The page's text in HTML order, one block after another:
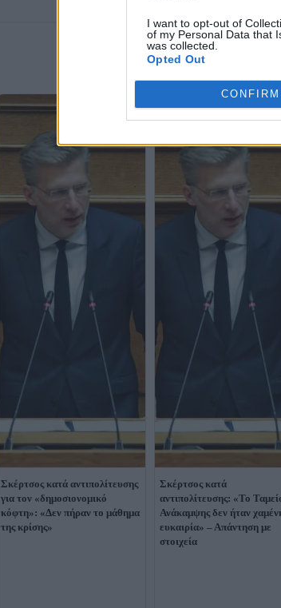
I want to opt-out of
of my Personal Data that
was collected.
Opted Out
CONFIRM
Σκέρτσος κατά αντιπολίτευσης
για τον «δημοσιονομικό
κόφτη»: «Δεν πήραν το μάθημα
της κρίσης»
Σκέρτσος κατά
αντιπολίτευσης: «Το
Ανάκαμψης δεν ήταν
ευκαιρία» – Απάντηση με
στοιχεία